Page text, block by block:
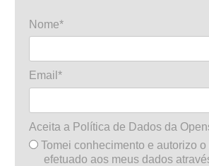
Nome*
Email*
Aceita a Política de Dados da
Tomei conhecimento e autorizo o
efetuado aos meus dados